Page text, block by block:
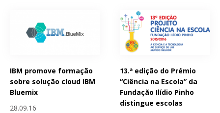
IBM promove formação
sobre solução cloud IBM
Bluemix
28.09.16
13.ª edição do Prémio
“Ciência na Escola” da
Fundação Ilídio Pinho
distingue escolas